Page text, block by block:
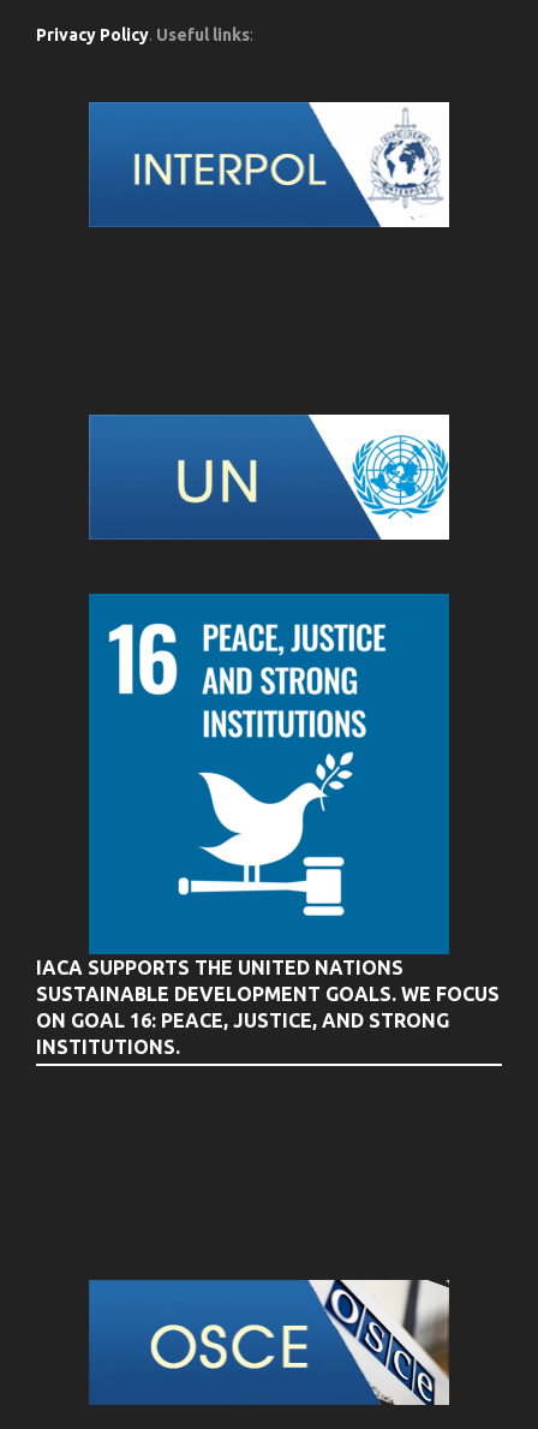
Privacy Policy. Useful links:
IACA SUPPORTS THE UNITED NATIONS
SUSTAINABLE DEVELOPMENT GOALS. WE FOCUS
ON GOAL 16: PEACE, JUSTICE, AND STRONG
INSTITUTIONS.